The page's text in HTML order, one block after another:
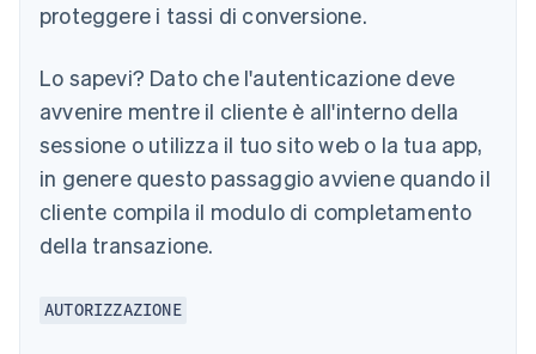
proteggere i tassi di conversione.
Lo sapevi? Dato che l'autenticazione deve
avvenire mentre il cliente è all'interno della
sessione o utilizza il tuo sito web o la tua app,
in genere questo passaggio avviene quando il
cliente compila il modulo di completamento
della transazione.
AUTORIZZAZIONE